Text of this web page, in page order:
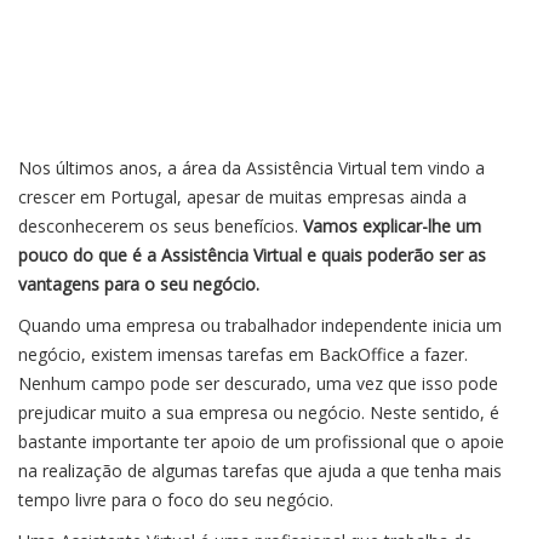
Nos últimos anos, a área da Assistência Virtual tem vindo a
crescer em Portugal, apesar de muitas empresas ainda a
desconhecerem os seus benefícios. Vamos explicar-lhe um
pouco do que é a Assistência Virtual e quais poderão ser as
vantagens para o seu negócio.
Quando uma empresa ou trabalhador independente inicia um
negócio, existem imensas tarefas em BackOffice a fazer.
Nenhum campo pode ser descurado, uma vez que isso pode
prejudicar muito a sua empresa ou negócio. Neste sentido, é
bastante importante ter apoio de um profissional que o apoie
na realização de algumas tarefas que ajuda a que tenha mais
tempo livre para o foco do seu negócio.